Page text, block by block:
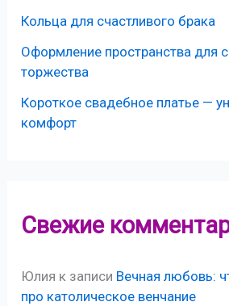
Кольца для счастливого брака
Оформление пространства для
торжества
Короткое свадебное платье —
комфорт
Свежие
Юлия к записи Вечная любовь:
про католическое венчание